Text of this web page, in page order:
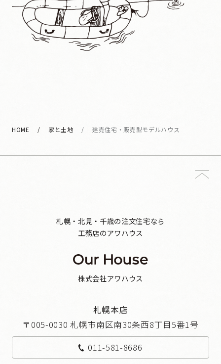
HOME 家と土地 建売住宅・販売型モデルハウス
札幌・北見・千歳の注文住宅なら
工務店のアワハウス
株式会社アワハウス
札幌本店
〒005-0030 札幌市南区南30条西8丁目5番1号
011-581-8686